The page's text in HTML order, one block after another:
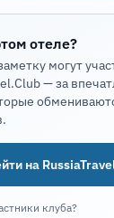
отеле?
могут
— за
на
клуба?